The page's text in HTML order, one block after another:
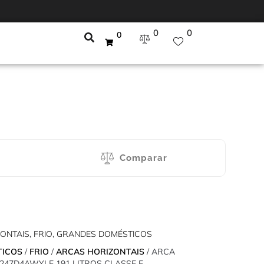
0 0 0
Comparar
, FRIO, GRANDES DOMÉSTICOS
/ FRIO / ARCAS HORIZONTAIS / ARCA